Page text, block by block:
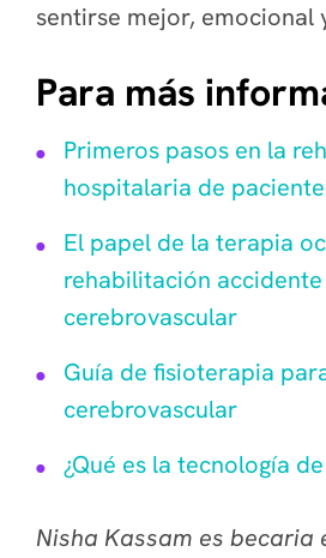
sentirse mejor, emocional
Para más
Primeros pasos en la
hospitalaria de
El papel de la terapia
rehabilitación accidente
cerebrovascular
Guía de fisioterapia
cerebrovascular
¿Qué es la tecnología
Nisha Kassam es becaria